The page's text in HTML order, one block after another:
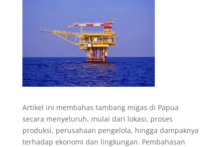
Artikel ini membahas tambang migas di Papua
secara menyeluruh, mulai dari lokasi, proses
produksi, perusahaan pengelola, hingga dampaknya
terhadap ekonomi dan lingkungan. Pembahasan